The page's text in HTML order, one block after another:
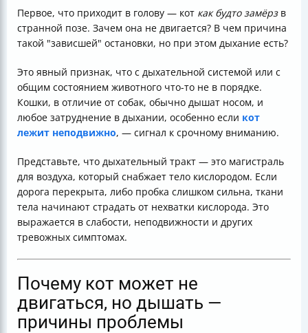
Первое, что приходит в голову — кот как будто замёрзв
странной позе. Зачем она не двигается? В чем причина
такой "зависшей" остановки, но при этом дыхание есть?
Это явный признак, что с дыхательной системой или с
общим состоянием животного что-то не в порядке.
Кошки, в отличие от собак, обычно дышат носом, и
любое затруднение в дыхании, особенно если кот
лежит неподвижно, — сигнал к срочному вниманию.
Представьте, что дыхательный тракт — это магистраль
для воздуха, который снабжает тело кислородом. Если
дорога перекрыта, либо пробка слишком сильна, ткани
тела начинают страдать от нехватки кислорода. Это
выражается в слабости, неподвижности и других
тревожных симптомах.
Почему кот может не
двигаться, но дышать —
причины проблемы